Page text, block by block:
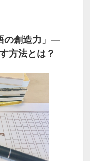
の創造力」―
方法とは？